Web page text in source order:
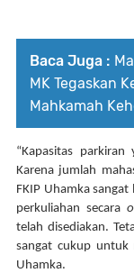
Baca Juga :
MK Tegaskan
Mahkamah
“Kapasitas
Karena jumlah
FKIP Uhamka
perkuliahan secara
telah disediakan.
sangat cukup untuk
Uhamka.